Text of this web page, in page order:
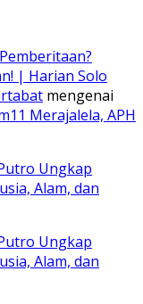
| Harian Solo
mengenai
Merajalela, APH
Ungkap
Alam, dan
Ungkap
Alam, dan